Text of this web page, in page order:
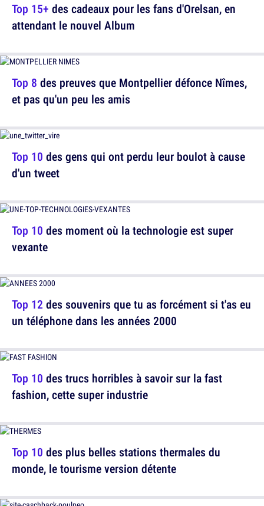
Top 15+ des cadeaux pour les fans d'Orelsan, en
attendant le nouvel Album
Top 10 des gens qui ont perdu leur boulot à cause
d'un tweet
Top 12 des souvenirs que tu as forcément si t'as eu
un téléphone dans les années 2000
Top 10 des plus belles stations thermales du
monde, le tourisme version détente
Top 8 des preuves que Montpellier défonce Nîmes,
et pas qu'un peu les amis
Top 10 des moment où la technologie est super
vexante
Top 10 des trucs horribles à savoir sur la fast
fashion, cette super industrie